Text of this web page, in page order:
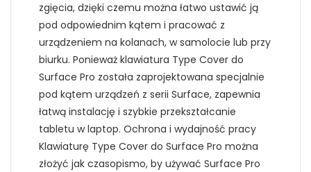
zgięcia, dzięki czemu można łatwo ustawić ją
pod odpowiednim kątem i pracować z
urządzeniem na kolanach, w samolocie lub przy
biurku. Ponieważ klawiatura Type Cover do
Surface Pro została zaprojektowana specjalnie
pod kątem urządzeń z serii Surface, zapewnia
łatwą instalację i szybkie przekształcanie
tabletu w laptop. Ochrona i wydajność pracy
Klawiaturę Type Cover do Surface Pro można
złożyć jak czasopismo, by używać Surface Pro